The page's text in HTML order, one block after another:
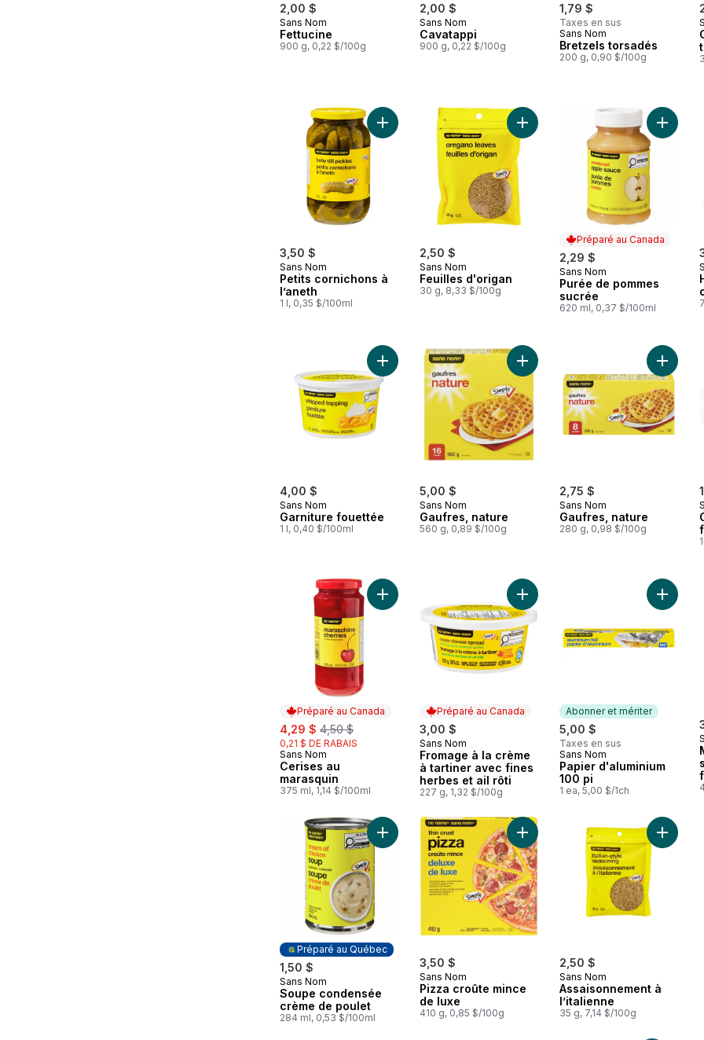
2,00 $
Sans Nom
Fettucine
900 g, 0,22 $/100g
2,00 $
Sans Nom
Cavatappi
900 g, 0,22 $/100g
1,79 $
Taxes en sus
Sans Nom
Bretzels torsadés
200 g, 0,90 $/100g
3,50 $
Sans Nom
Petits cornichons à
l’aneth
1 l, 0,35 $/100ml
Ajouter Petits cornichons à l’aneth au panier
2,50 $
Sans Nom
Feuilles d'origan
30 g, 8,33 $/100g
Ajouter Feuilles d'origan au panier
Préparé au Canada
2,29 $
Préparé au Canada
Sans Nom
Purée de pommes
sucrée
620 ml, 0,37 $/100ml
Ajouter
4,00 $
Sans Nom
Garniture fouettée
1 l, 0,40 $/100ml
Ajouter Garniture fouettée au panier
5,00 $
Sans Nom
Gaufres, nature
560 g, 0,89 $/100g
Ajouter Gaufres, nature au panier
2,75 $
Sans Nom
Gaufres, nature
280 g, 0,98 $/100g
Ajouter
Préparé au Canada
sale:
4,29 $ , formerly:
4,50 $
0,21 $ DE RABAIS
Préparé au Canada
Sans Nom
Cerises au
marasquin
375 ml, 1,14 $/100ml
Ajouter Cerises au marasquin au panier
Préparé au Canada
3,00 $
Préparé au Canada
Sans Nom
Fromage à la crème
à tartiner avec fines
herbes et ail rôti
227 g, 1,32 $/100g
Ajouter Fromage à la crème à
Abonner et mériter
5,00 $
Taxes en sus
Abonner et mériter
Sans Nom
Papier d'aluminium
100 pi
1 ea, 5,00 $/1ch
Ajouter
Préparé au Québec
1,50 $
Préparé au Québec
Sans Nom
Soupe condensée
crème de poulet
284 ml, 0,53 $/100ml
Ajouter Soupe condensée crème de poulet au panier
3,50 $
Sans Nom
Pizza croûte mince
de luxe
410 g, 0,85 $/100g
Ajouter Pizza croûte mince de luxe
2,50 $
Sans Nom
Assaisonnement à
l’italienne
35 g, 7,14 $/100g
Ajouter